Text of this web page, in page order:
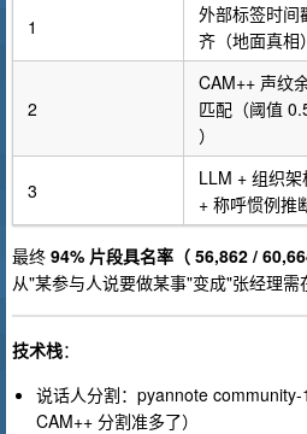
1
外部标签时间
齐（地面真相）
2
CAM++ 声纹
匹配（阈值
）
3
LLM + 组织架
+ 称呼惯例推
最终 94% 片段具名率（ 56,862 /
从"某参与人说要做某事"变成"张经理需
技术栈：
说话人分割：pyannote
CAM++ 分割准多了）